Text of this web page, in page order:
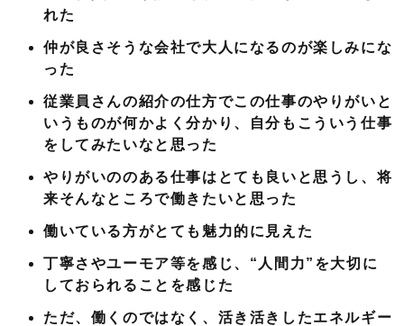
れた
仲が良さそうな会社で大人になるのが楽しみにな
った
従業員さんの紹介の仕方でこの仕事のやりがいと
いうものが何かよく分かり、自分もこういう仕事
をしてみたいなと思った
やりがいののある仕事はとても良いと思うし、将
来そんなところで働きたいと思った
働いている方がとても魅力的に見えた
丁寧さやユーモア等を感じ、“人間力”を大切に
しておられることを感じた
ただ、働くのではなく、活き活きしたエネルギー